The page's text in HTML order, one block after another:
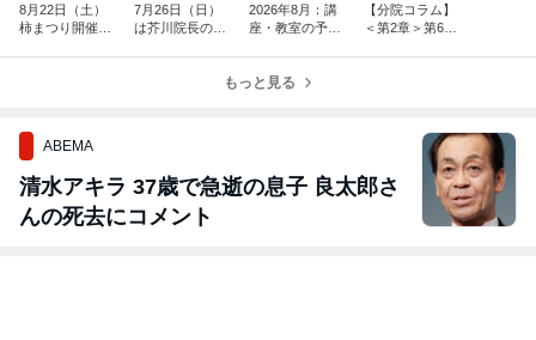
8月22日（土）
柿まつり開催に
7月26日（日）
は芥川院長の安
2026年8月：講
座・教室の予定
【分院コラム】
＜第2章＞第6回
もっと見る
ABEMA
清水アキラ 37歳で急逝の息子 良太郎さ
んの死去にコメント